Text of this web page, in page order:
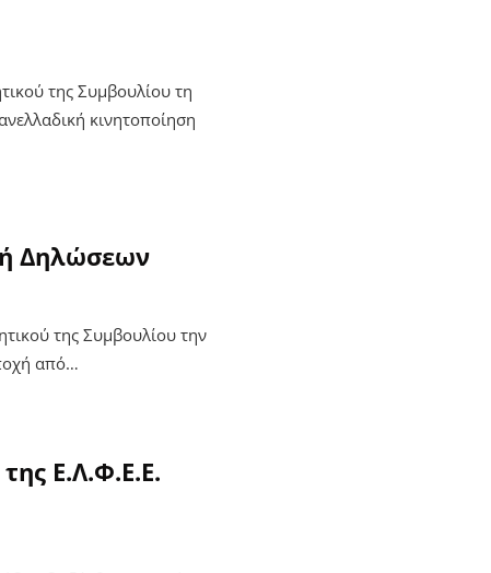
της Συμβουλίου τη
κινητοποίηση
Δηλώσεων
της Συμβουλίου την
από…
Ε.Λ.Φ.Ε.Ε.